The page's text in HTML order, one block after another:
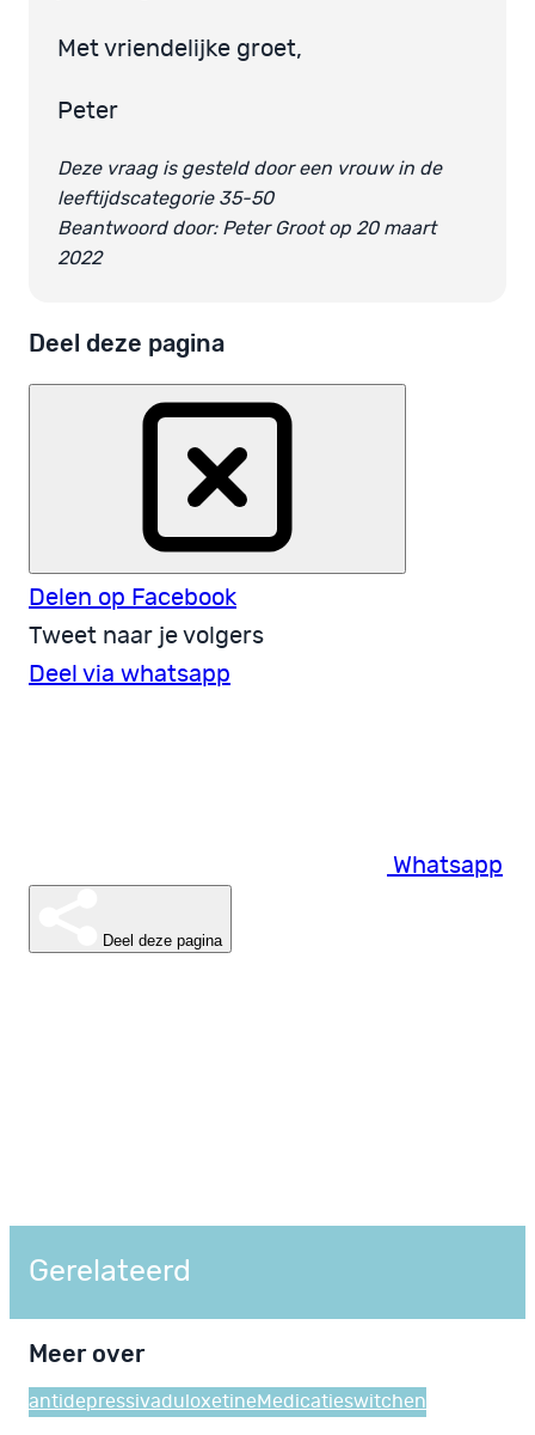
Met vriendelijke groet,
Peter
Deze vraag is gesteld door een vrouw in de
leeftijdscategorie 35-50
Beantwoord door: Peter Groot op 20 maart
2022
Deel deze pagina
Delen op Facebook
Tweet naar je volgers
Deel via whatsapp
Whatsapp
Deel deze pagina
Gerelateerd
Meer over
antidepressivaduloxetine Medicatieswitchen